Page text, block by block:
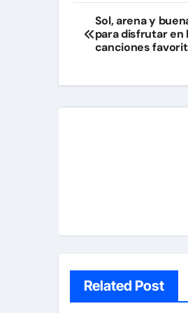
de
Sol, arena y
para disfrutar en
canciones
Related Post